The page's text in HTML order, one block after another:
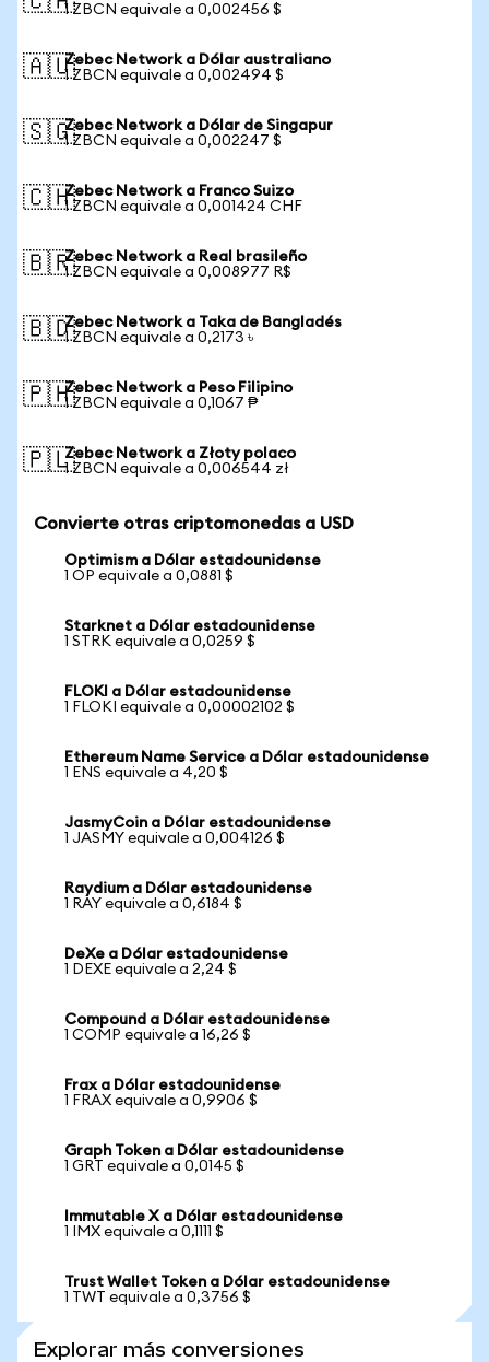
1 ZBCN equivale a 0,002456 $
🇦🇺Zebec Network a Dólar australiano
1 ZBCN equivale a 0,002494 $
🇸🇬Zebec Network a Dólar de Singapur
1 ZBCN equivale a 0,002247 $
🇨🇭Zebec Network a Franco Suizo
1 ZBCN equivale a 0,001424 CHF
🇧🇷Zebec Network a Real brasileño
1 ZBCN equivale a 0,008977 R$
🇧🇩Zebec Network a Taka de Bangladés
1 ZBCN equivale a 0,2173 ৳
🇵🇭Zebec Network a Peso Filipino
1 ZBCN equivale a 0,1067 ₱
🇵🇱Zebec Network a Złoty polaco
1 ZBCN equivale a 0,006544 zł
Convierte otras criptomonedas a USD
Optimism a Dólar estadounidense
1 OP equivale a 0,0881 $
Starknet a Dólar estadounidense
1 STRK equivale a 0,0259 $
FLOKI a Dólar estadounidense
1 FLOKI equivale a 0,00002102 $
Ethereum Name Service a Dólar estadounidense
1 ENS equivale a 4,20 $
JasmyCoin a Dólar estadounidense
1 JASMY equivale a 0,004126 $
Raydium a Dólar estadounidense
1 RAY equivale a 0,6184 $
DeXe a Dólar estadounidense
1 DEXE equivale a 2,24 $
Compound a Dólar estadounidense
1 COMP equivale a 16,26 $
Frax a Dólar estadounidense
1 FRAX equivale a 0,9906 $
Graph Token a Dólar estadounidense
1 GRT equivale a 0,0145 $
Immutable X a Dólar estadounidense
1 IMX equivale a 0,1111 $
Trust Wallet Token a Dólar estadounidense
1 TWT equivale a 0,3756 $
Explorar más conversiones